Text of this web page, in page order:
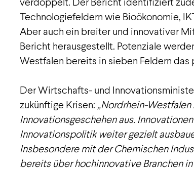
Technologiefeldern wie Bioökonomie,
Aber auch ein breiter und innovativer
Bericht herausgestellt. Potenziale
Westfalen bereits in sieben Feldern
Der Wirtschafts- und
zukünftige Krisen: „Nordrhein-
Innovationsgeschehen aus.
Innovationspolitik weiter gezielt
Insbesondere mit der Chemischen
bereits über hochinnovative Branchen